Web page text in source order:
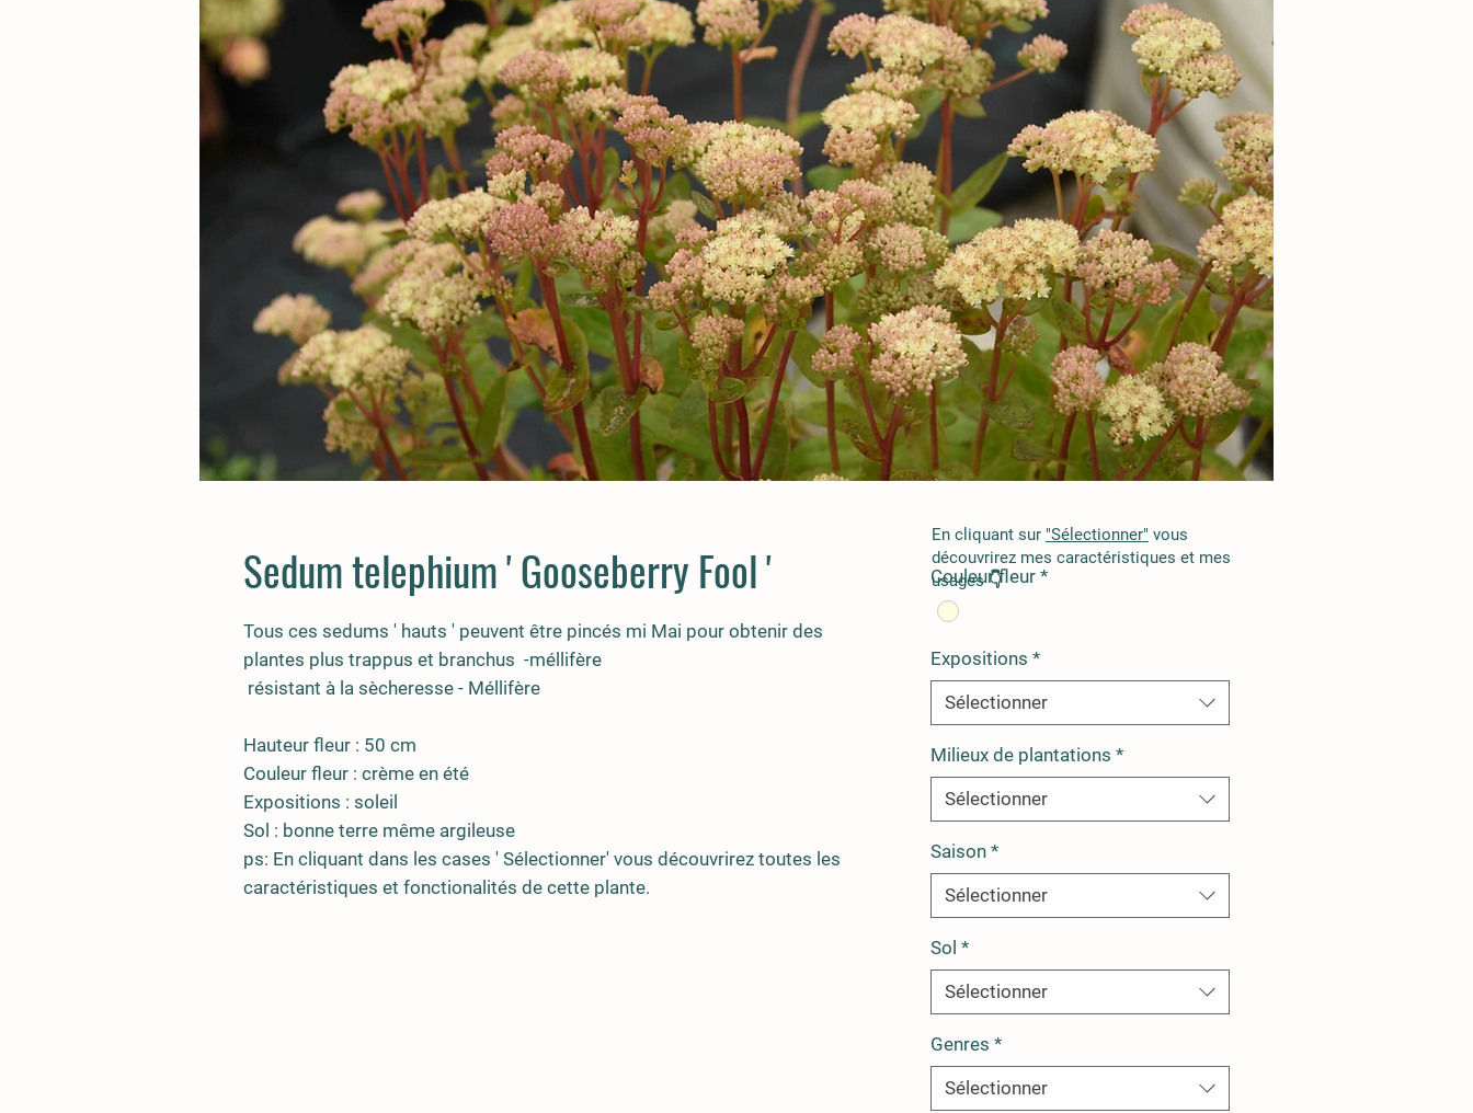
Sedum telephium ' Gooseberry Fool '
Tous ces sedums ' hauts ' peuvent être pincés mi Mai pour obtenir des
plantes plus trappus et branchus -méllifère
résistant à la sècheresse - Méllifère
Hauteur fleur : 50 cm
Couleur fleur : crème en été
Expositions : soleil
Sol : bonne terre même argileuse
ps: En cliquant dans les cases ' Sélectionner' vous découvrirez toutes les
caractéristiques et fonctionalités de cette plante.
Couleur fleur *
Expositions *
Sélectionner
Milieux de plantations *
Sélectionner
Saison *
Sélectionner
Sol *
Sélectionner
Genres *
Sélectionner
En cliquant sur "Sélectionner" vous
découvrirez mes caractéristiques et mes
usages 👇